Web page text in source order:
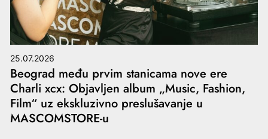
25.07.2026
Beograd među prvim stanicama nove ere
Charli xcx: Objavljen album „Music, Fashion,
Film“ uz ekskluzivno preslušavanje u
MASCOMSTORE-u